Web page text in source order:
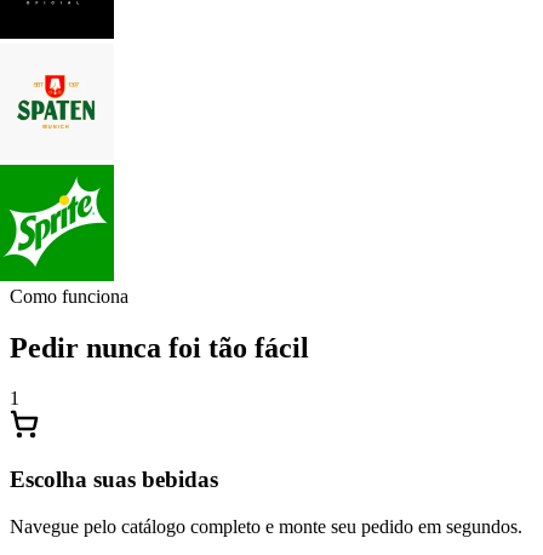
Como funciona
Pedir nunca foi tão fácil
1
Escolha suas bebidas
Navegue pelo catálogo completo e monte seu pedido em segundos.